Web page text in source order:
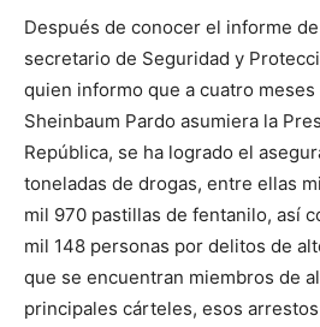
Después de conocer el informe
secretario de Seguridad y
quien informo que a cuatro
Sheinbaum Pardo asumiera la
República, se ha logrado el
toneladas de drogas, entre ellas
mil 970 pastillas de fentanilo, así
mil 148 personas por delitos de
que se encuentran miembros de
principales cárteles, esos